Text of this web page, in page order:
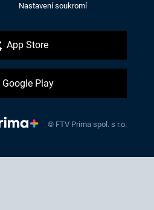
Nastavení soukromí
App Store
Google Play
© FTV Prima spol. s r.o.